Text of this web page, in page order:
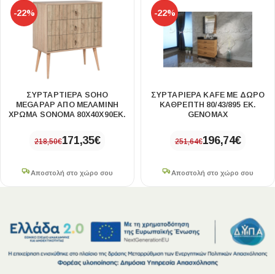
-22%
ΣΥΡΤΑΡΤΙΈΡΑ SOHO
MEGAPAP ΑΠΌ ΜΕΛΑΜΊΝΗ
ΧΡΏΜΑ SONOMA 80X40X90ΕΚ.
218,50€171,35€
Αποστολή στο χώρο σου
-22%
ΣΥΡΤΑΡΙΈΡΑ KAFE ΜΕ ΔΩΡΟ
ΚΑΘΡΈΠΤΗ 80/43/895 ΕΚ.
GENOMAX
251,64€196,74€
Αποστολή στο χώρο σου